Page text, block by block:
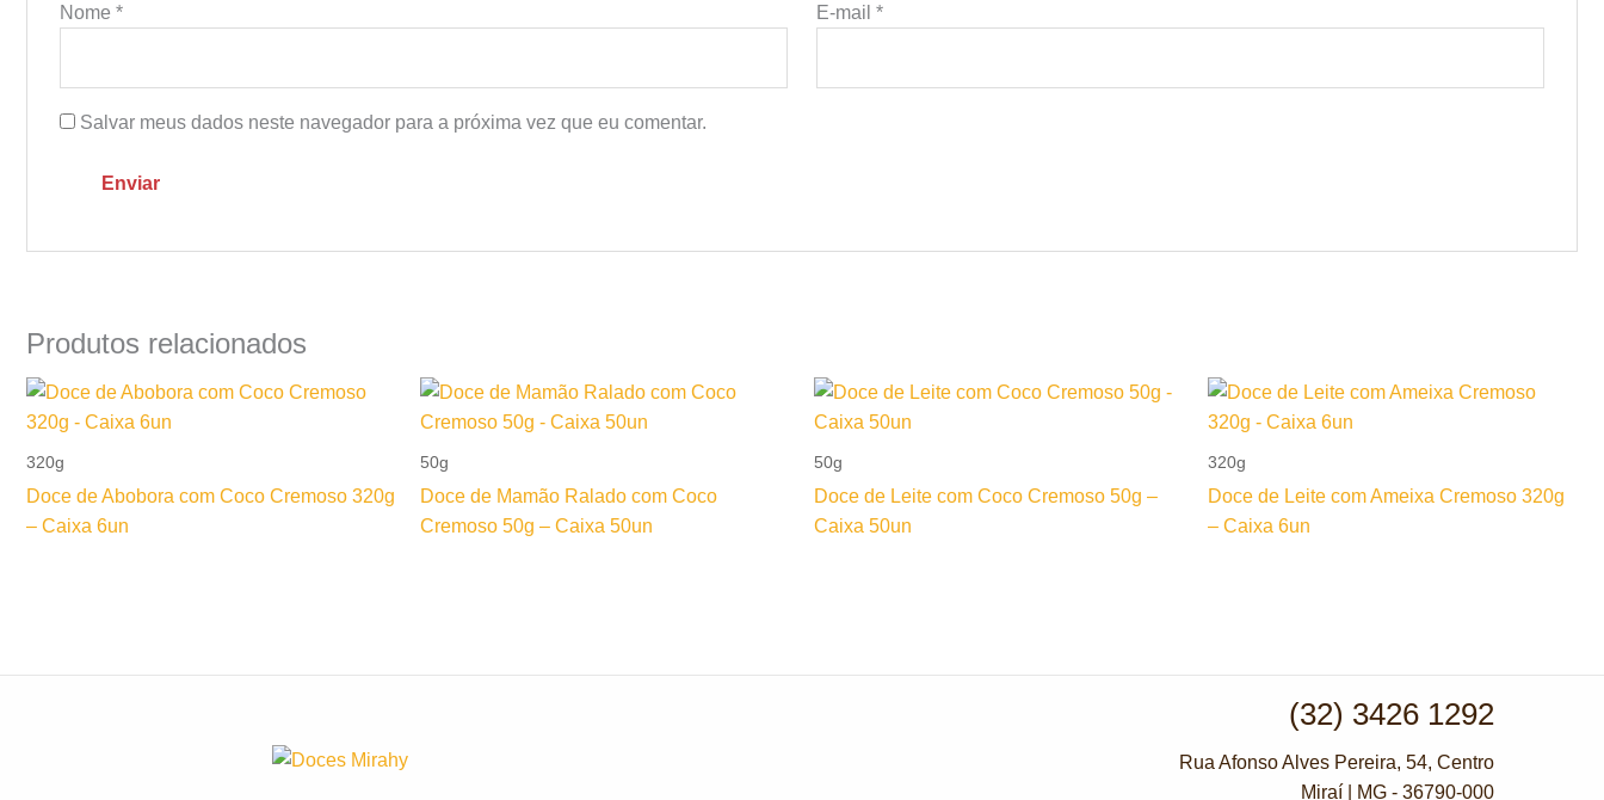
Nome * E-mail*
Salvar meus dados neste navegador para a próxima vez que eu comentar.
Produtos relacionados
320g
Doce de Abobora com Coco Cremoso 320g
– Caixa 6un
50g
Doce de Mamão Ralado com Coco
Cremoso 50g – Caixa 50un
50g
Doce de Leite com Coco Cremoso 50g –
Caixa 50un
320g
Doce de Leite com Ameixa Cremoso 320g
– Caixa 6un
(32) 3426 1292
Rua Afonso Alves Pereira, 54, Centro
Miraí | MG - 36790-000